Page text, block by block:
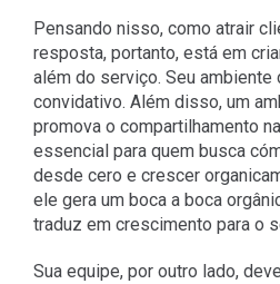
Pensando nisso, como atrair
resposta, portanto, está em
além do serviço. Seu
convidativo. Além disso, um
promova o compartilhamento
essencial para quem busca
desde cero e crescer
ele gera um boca a boca
traduz em crescimento para o
Sua equipe, por outro lado,